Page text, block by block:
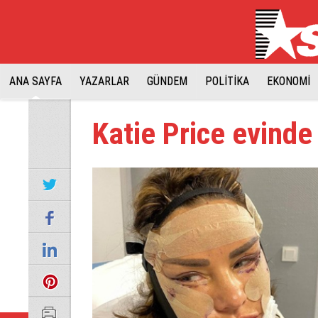
ANA SAYFA YAZARLAR GÜNDEM POLİTİKA EKONOMİ
Katie Price evinde